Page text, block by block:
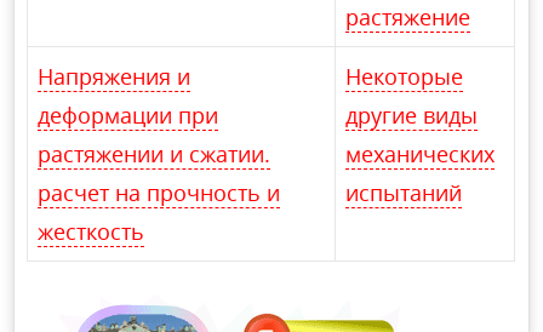
растяжение
Напряжения и
деформации при
растяжении и сжатии.
расчет на прочность и
жесткость
Некоторые
другие виды
механических
испытаний